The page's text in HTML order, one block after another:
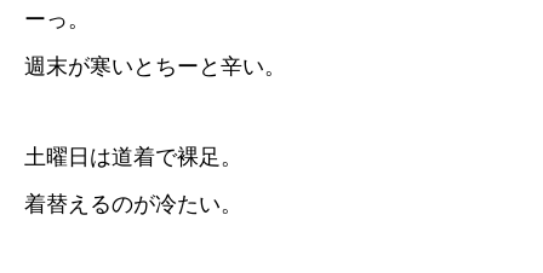
ーっ。
週末が寒いとちーと辛い。
土曜日は道着で裸足。
着替えるのが冷たい。